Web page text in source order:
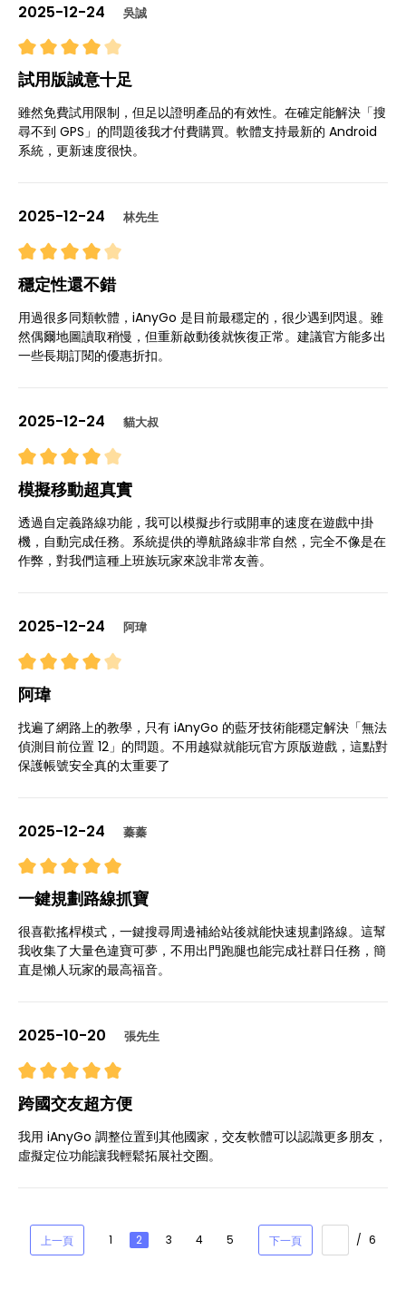
2025-12-24 吳誠
試用版誠意十足
雖然免費試用限制，但足以證明產品的有效性。在確定能解決「搜
尋不到 GPS」的問題後我才付費購買。軟體支持最新的 Android
系統，更新速度很快。
2025-12-24 林先生
穩定性還不錯
用過很多同類軟體，iAnyGo 是目前最穩定的，很少遇到閃退。雖
然偶爾地圖讀取稍慢，但重新啟動後就恢復正常。建議官方能多出
一些長期訂閱的優惠折扣。
2025-12-24 貓大叔
模擬移動超真實
透過自定義路線功能，我可以模擬步行或開車的速度在遊戲中掛
機，自動完成任務。系統提供的導航路線非常自然，完全不像是在
作弊，對我們這種上班族玩家來說非常友善。
2025-12-24 阿瑋
阿瑋
找遍了網路上的教學，只有 iAnyGo 的藍牙技術能穩定解決「無法
偵測目前位置 12」的問題。不用越獄就能玩官方原版遊戲，這點對
保護帳號安全真的太重要了
2025-12-24 蓁蓁
一鍵規劃路線抓寶
很喜歡搖桿模式，一鍵搜尋周邊補給站後就能快速規劃路線。這幫
我收集了大量色違寶可夢，不用出門跑腿也能完成社群日任務，簡
直是懶人玩家的最高福音。
2025-10-20 張先生
跨國交友超方便
我用 iAnyGo 調整位置到其他國家，交友軟體可以認識更多朋友，
虛擬定位功能讓我輕鬆拓展社交圈。
上一頁 1 2 3 4 5 下一頁 / 6